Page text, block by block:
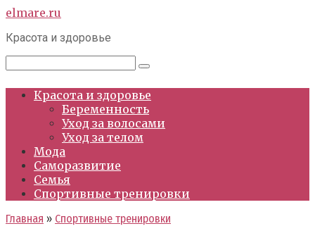
Перейти
контенту
elmare.ru
Красота и здоровье
Красота и здоровье
Беременность
Уход за волосами
Уход за телом
Мода
Саморазвитие
Семья
Спортивные тренировки
Главная » Спортивные тренировки